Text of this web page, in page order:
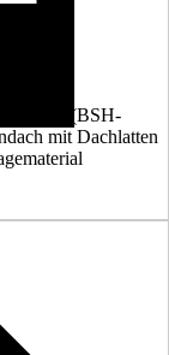
(BSH-
mit Dachlatten